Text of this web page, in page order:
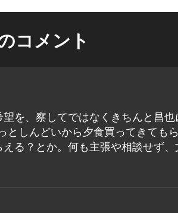
コメント
を、察してではなくきちんと昌
としんどいから夕食買ってきても
る？とか。何も主張や相談せず、